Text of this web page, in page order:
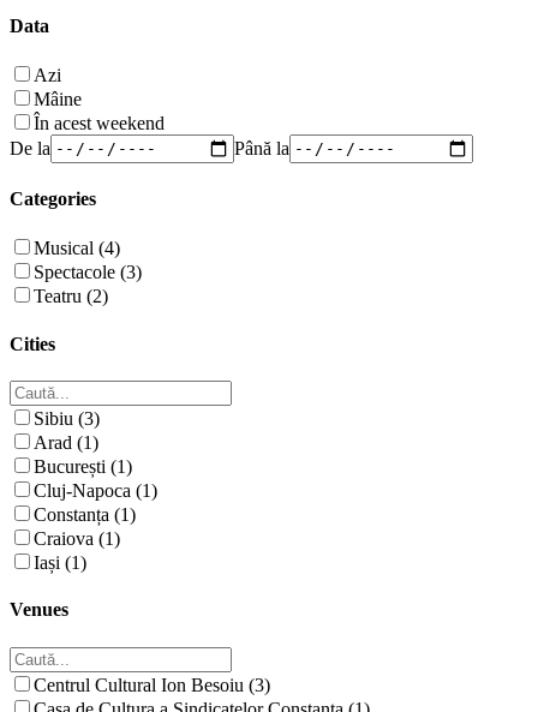
Data
Azi
Mâine
În acest weekend
De la
Până la
Categories
Musical (4)
Spectacole (3)
Teatru (2)
Cities
Sibiu (3)
Arad (1)
București (1)
Cluj-Napoca (1)
Constanța (1)
Craiova (1)
Iași (1)
Venues
Centrul Cultural Ion Besoiu (3)